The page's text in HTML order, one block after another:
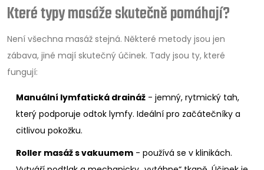
Které typy masáže skutečně pomáhají?
Není všechna masáž stejná. Některé metody jsou jen
zábava, jiné mají skutečný účinek. Tady jsou ty, které
fungují:
Manuální lymfatická draináž - jemný, rytmický tah,
který podporuje odtok lymfy. Ideální pro začátečníky a
citlivou pokožku.
Roller masáž s vakuumem - používá se v klinikách.